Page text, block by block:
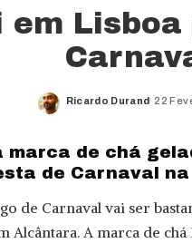
em
Posted
Ricardo Durand 22
marca de chá
de Carnaval
de Carnaval vai ser
Alcântara. A marca de chá